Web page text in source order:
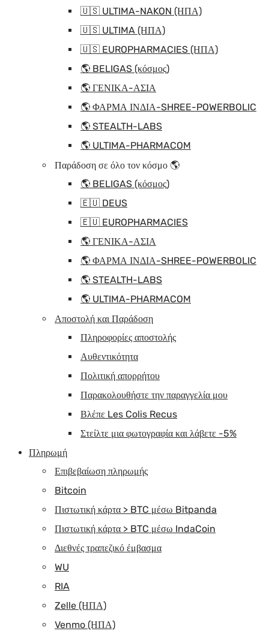
🇺🇸 ULTIMA-NAKON (ΗΠΑ)
🇺🇸 ULTIMA (ΗΠΑ)
🇺🇸 EUROPHARMACIES (ΗΠΑ)
🌎 BELIGAS (κόσμος)
🌎 ΓΕΝΙΚΑ-ΑΣΙΑ
🌎 ΦΑΡΜΑ ΙΝΔΙΑ-SHREE-POWERBOLIC
🌎 STEALTH-LABS
🌎 ULTIMA-PHARMACOM
Παράδοση σε όλο τον κόσμο 🌎
🌎 BELIGAS (κόσμος)
🇪🇺 DEUS
🇪🇺 EUROPHARMACIES
🌎 ΓΕΝΙΚΑ-ΑΣΙΑ
🌎 ΦΑΡΜΑ ΙΝΔΙΑ-SHREE-POWERBOLIC
🌎 STEALTH-LABS
🌎 ULTIMA-PHARMACOM
Αποστολή και Παράδοση
Πληροφορίες αποστολής
Αυθεντικότητα
Πολιτική απορρήτου
Παρακολουθήστε την παραγγελία μου
Βλέπε Les Colis Recus
Στείλτε μια φωτογραφία και λάβετε -5%
Πληρωμή
Επιβεβαίωση πληρωμής
Bitcoin
Πιστωτική κάρτα > BTC μέσω Bitpanda
Πιστωτική κάρτα > BTC μέσω IndaCoin
Διεθνές τραπεζικό έμβασμα
WU
RIA
Zelle (ΗΠΑ)
Venmo (ΗΠΑ)